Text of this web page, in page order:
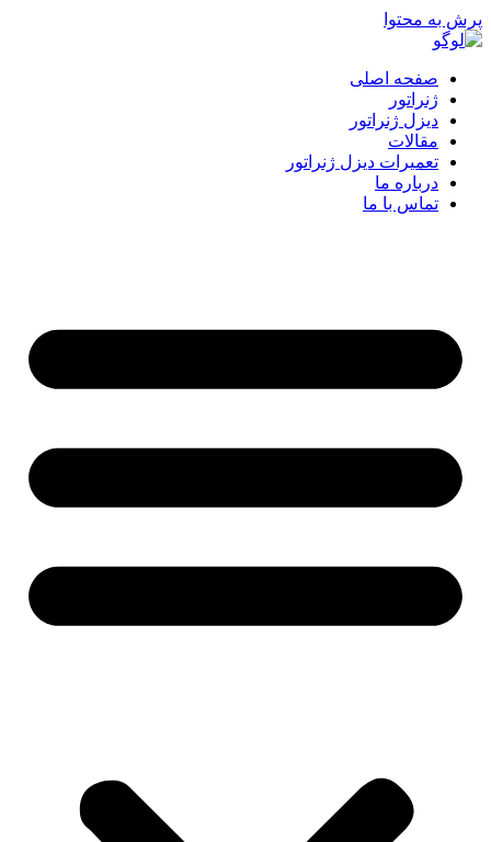
پرش به محتوا
صفحه اصلی
ژنراتور
دیزل ژنراتور
مقالات
تعمیرات دیزل ژنراتور
درباره ما
تماس با ما